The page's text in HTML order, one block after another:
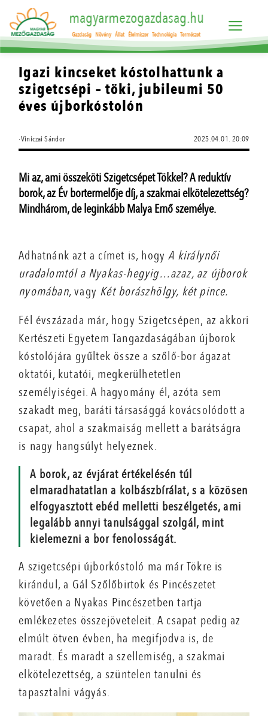
magyarmezogazdasag.hu
Gazdaság Növény Állat Élelmiszer Technológia Természet
Igazi kincseket kóstolhattunk a
szigetcsépi – töki, jubileumi 50
éves újborkóstolón
·Viniczai Sándor 2025.04.01. 20:09
Mi az, ami összeköti Szigetcsépet Tökkel? A reduktív
borok, az Év bortermelője díj, a szakmai elkötelezettség?
Mindhárom, de leginkább Malya Ernő személye.
Adhatnánk azt a címet is, hogyA királynői
uradalomtól a Nyakas-hegyig…azaz, az újborok
nyomában, vagy Két borászhölgy, két pince.
Fél évszázada már, hogy Szigetcsépen, az akkori
Kertészeti Egyetem Tangazdaságában újborok
kóstolójára gyűltek össze a szőlő-bor ágazat
oktatói, kutatói, megkerülhetetlen
személyiségei. A hagyomány él, azóta sem
szakadt meg, baráti társasággá kovácsolódott a
csapat, ahol a szakmaiság mellett a barátságra
is nagy hangsúlyt helyeznek.
A borok, az évjárat értékelésén túl
elmaradhatatlan a kolbászbírálat, s a közösen
elfogyasztott ebéd melletti beszélgetés, ami
legalább annyi tanulsággal szolgál, mint
kielemezni a bor fenolosságát.
A szigetcsépi újborkóstoló ma már Tökre is
kirándul, a Gál Szőlőbirtok és Pincészetet
követően a Nyakas Pincészetben tartja
emlékezetes összejöveteleit. A csapat pedig az
elmúlt ötven évben, ha megifjodva is, de
maradt. És maradt a szellemiség, a szakmai
elkötelezettség, a szüntelen tanulni és
tapasztalni vágyás.